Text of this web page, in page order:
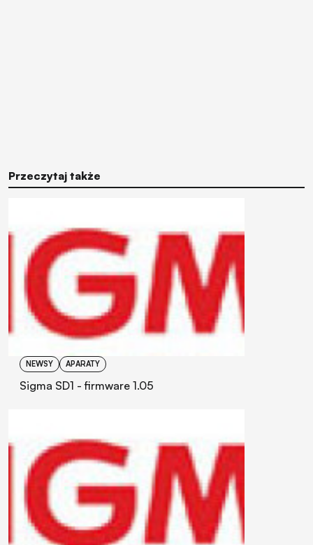
Przeczytaj także
NEWSY APARATY
Sigma SD1 - firmware 1.05